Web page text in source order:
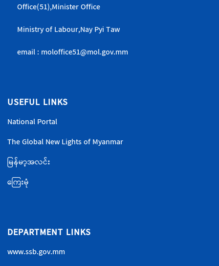
Office(51),Minister Office
Ministry of Labour,Nay Pyi Taw
email : moloffice51@mol.gov.mm
USEFUL LINKS
National Portal
The Global New Lights of Myanmar
မြန်မာ့အလင်း
ကြေးမုံ
DEPARTMENT LINKS
www.ssb.gov.mm